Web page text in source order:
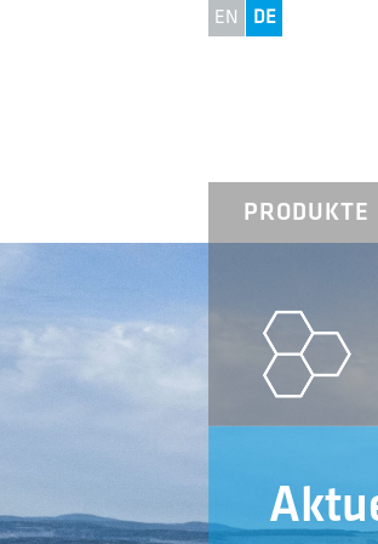
EN DE
PRODUKTE